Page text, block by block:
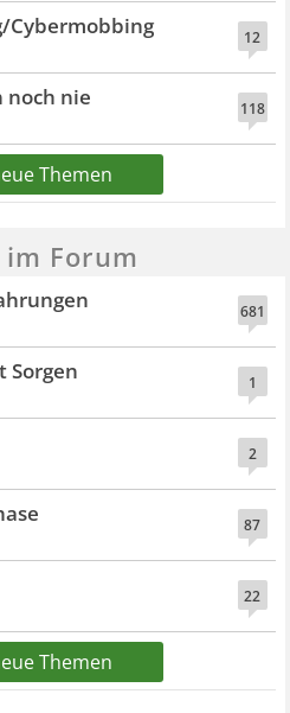
12
Cybermobbing
118
noch nie
Themen
im Forum
681
1
Sorgen
2
87
22
Themen